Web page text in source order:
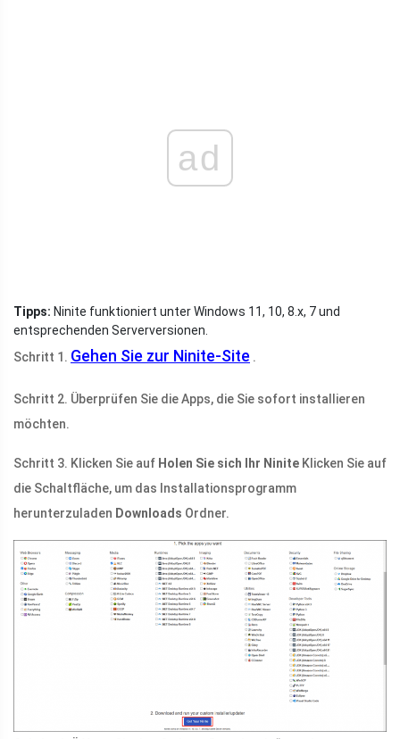
ad
Tipps: Ninite funktioniert unter Windows 11, 10, 8.x, 7 und
entsprechenden Serverversionen.
Schritt 1. Gehen Sie zur Ninite-Site .
Schritt 2. Überprüfen Sie die Apps, die Sie sofort installieren
möchten.
Schritt 3. Klicken Sie auf Holen Sie sich Ihr Ninite Klicken Sie auf
die Schaltfläche, um das Installationsprogramm
herunterzuladen Downloads Ordner.